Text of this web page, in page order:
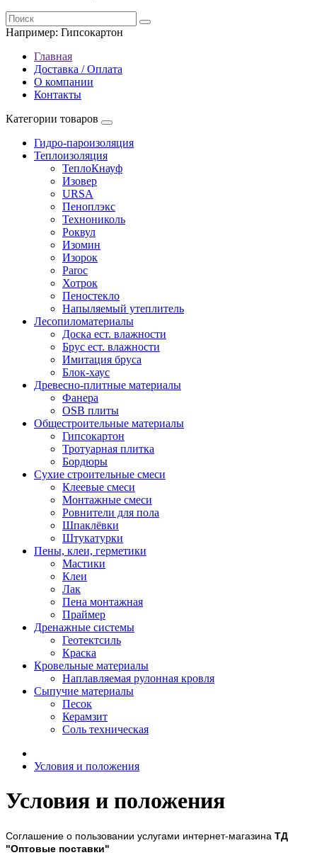
Например: Гипсокартон
Главная
Доставка / Оплата
О компании
Контакты
Категории товаров
Гидро-пароизоляция
Теплоизоляция
ТеплоКнауф
Изовер
URSA
Пеноплэкс
Технониколь
Роквул
Изомин
Изорок
Paroc
Хотрок
Пеностекло
Напыляемый утеплитель
Лесопиломатериалы
Доска ест. влажности
Брус ест. влажности
Имитация бруса
Блок-хаус
Древесно-плитные материалы
Фанера
OSB плиты
Общестроительные материалы
Гипсокартон
Тротуарная плитка
Бордюры
Сухие строительные смеси
Клеевые смеси
Монтажные смеси
Ровнители для пола
Шпаклёвки
Штукатурки
Пены, клеи, герметики
Мастики
Клеи
Лак
Пена монтажная
Праймер
Дренажные системы
Геотектсиль
Краска
Кровельные материалы
Наплавляемая рулонная кровля
Сыпучие материалы
Песок
Керамзит
Соль техническая
Условия и положения
Условия и положения
Соглашение о пользовании услугами интернет-магазина ТД
"Оптовые поставки"